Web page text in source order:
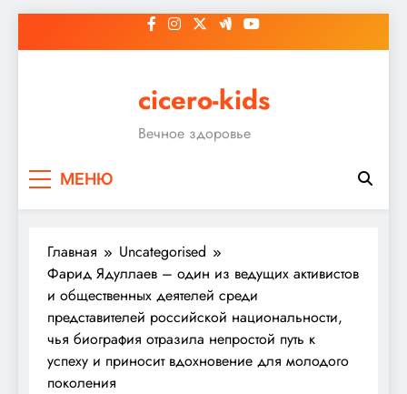
к
cicero-kids
Вечное здоровье
МЕНЮ
Главная
Uncategorised
Фарид Ядуллаев – один из ведущих активистов
и общественных деятелей среди
представителей российской национальности,
чья биография отразила непростой путь к
успеху и приносит вдохновение для молодого
поколения